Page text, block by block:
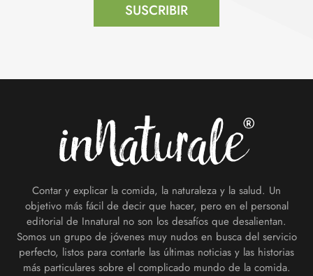
SUSCRIBIR
Contar y explicar la comida, la naturaleza y la salud. Un
objetivo más fácil de decir que hacer, pero en el personal
editorial de Innatural no son los desafíos que desalientan.
Somos un grupo de jóvenes muy nudos en busca del servicio
perfecto, listos para contarle las últimas noticias y las historias
más particulares sobre el complicado mundo de la comida.